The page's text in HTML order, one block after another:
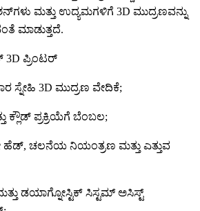
ಮತ್ತು ಉದ್ಯಮಗಳಿಗೆ 3D ಮುದ್ರಣವನ್ನು
ಮಾಡುತ್ತದೆ.
ಪ್ರಿಂಟರ್
ಸ್ನೇಹಿ 3D ಮುದ್ರಣ ವೇದಿಕೆ;
ಕ್ಲೌಡ್ ಪ್ರಕ್ರಿಯೆಗೆ ಬೆಂಬಲ;
ಹೆಡ್, ಚಲನೆಯ ನಿಯಂತ್ರಣ ಮತ್ತು ಎತ್ತುವ
ಡಯಾಗ್ನೋಸ್ಟಿಕ್ ಸಿಸ್ಟಮ್ ಅಸಿಸ್ಟ್